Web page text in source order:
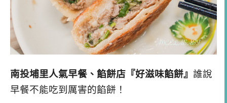
南投埔里人氣早餐、餡餅店『好滋味餡餅』 誰說
早餐不能吃到厲害的餡餅！